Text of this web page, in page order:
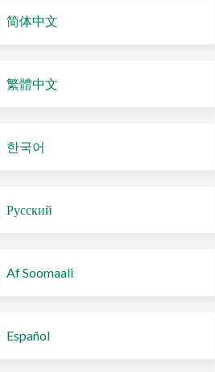
简体中文
繁體中文
한국어
Русский
Af Soomaali
Español